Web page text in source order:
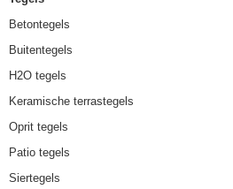
Betontegels
Buitentegels
H2O tegels
Keramische terrastegels
Oprit tegels
Patio tegels
Siertegels